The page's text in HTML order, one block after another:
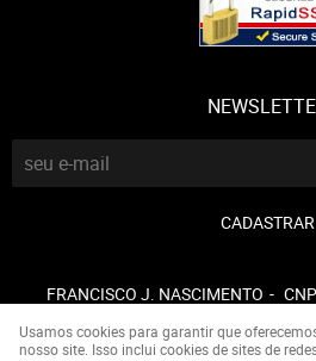
CADASTRAR
FRANCISCO J. NASCIMENTO
Usamos cookies para garantir que
nosso site. Isso inclui cookies de sites de